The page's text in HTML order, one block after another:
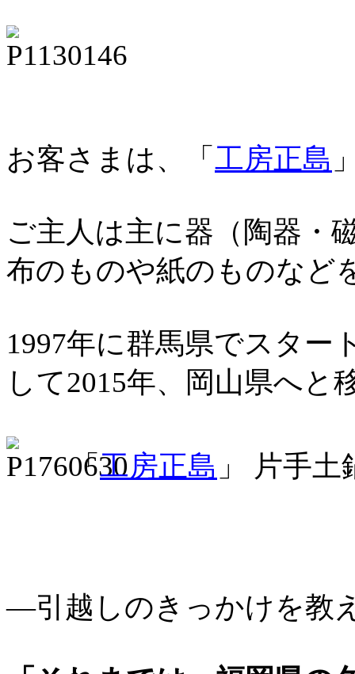
お客さまは、「 工房正島
ご主人は主に器（陶器・
布のものや紙のものなど
1997年に群馬県でスター
して2015年、岡山県へと
「工房正島 」 片手土
―引越しのきっかけを教